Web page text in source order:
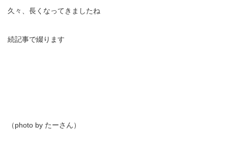
久々、長くなってきましたね
続記事で綴ります
（photo by たーさん）